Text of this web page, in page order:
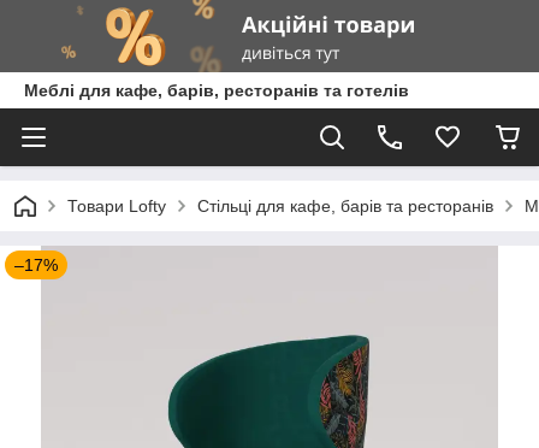
Меблі для кафе, барів, ресторанів та готелів
Товари Lofty Стільці для кафе, барів та ресторанів
–17%